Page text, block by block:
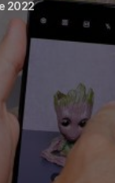
2022